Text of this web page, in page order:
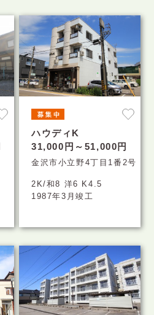
ハウディK
31,000円～51,000円
金沢市小立野4丁目1番2号
2K/和8 洋6 K4.5
1987年3月竣工